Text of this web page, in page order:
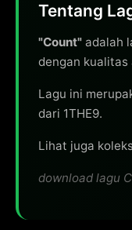
Tentang
"Count" adalah
dengan kualitas
Lagu ini
dari 1THE9.
Lihat juga
download lagu